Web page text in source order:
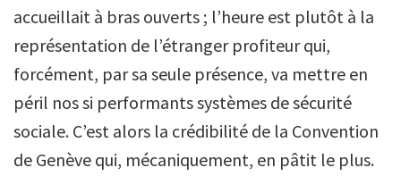
accueillait à bras ouverts ; l’heure est plutôt à la
représentation de l’étranger profiteur qui,
forcément, par sa seule présence, va mettre en
péril nos si performants systèmes de sécurité
sociale. C’est alors la crédibilité de la Convention
de Genève qui, mécaniquement, en pâtit le plus.